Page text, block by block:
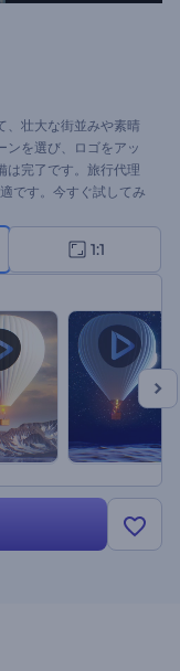
、壮大な街並みや素晴
ンを選び、ロゴをアッ
は完了です。旅行代理
です。今すぐ試してみ
1:1